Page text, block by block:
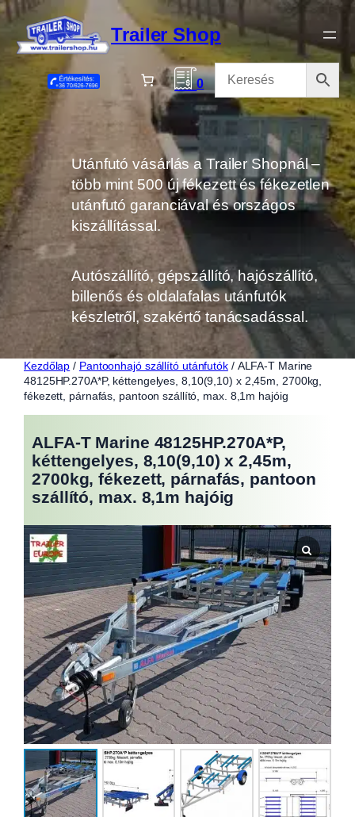
Ugrás
tartalomhoz
Trailer Shop
0
Utánfutó vásárlás a Trailer Shopnál –
több mint 500 új fékezett és fékezetlen
utánfutó garanciával és országos
kiszállítással.
Autószállító, gépszállító, hajószállító,
billenős és oldalafalas utánfutók
készletről, szakértő tanácsadással.
Kezdőlap / Pantoonhajó szállító utánfutók/ ALFA-T Marine
48125HP.270A*P, kéttengelyes, 8,10(9,10) x 2,45m, 2700kg,
fékezett, párnafás, pantoon szállító, max. 8,1m hajóig
ALFA-T Marine 48125HP.270A*P,
kéttengelyes, 8,10(9,10) x 2,45m,
2700kg, fékezett, párnafás, pantoon
szállító, max. 8,1m hajóig